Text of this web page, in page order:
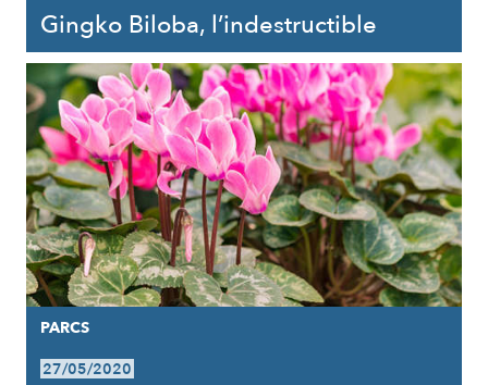
Gingko Biloba, l’indestructible
PARCS
27/05/2020